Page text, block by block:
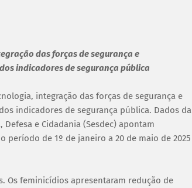
das forças de segurança e
indicadores de segurança pública
integração das forças de segurança e
indicadores de segurança pública. Dados da
e Cidadania (Sesdec) apontam
período de 1º de janeiro a 20 de maio de 2025
Os feminicídios apresentaram redução de